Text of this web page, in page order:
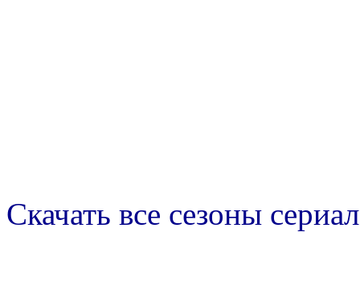
Скачать все сезоны